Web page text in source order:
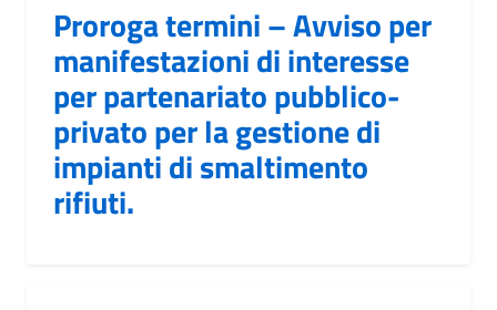
Proroga termini – Avviso per
manifestazioni di interesse
per partenariato pubblico-
privato per la gestione di
impianti di smaltimento
rifiuti.